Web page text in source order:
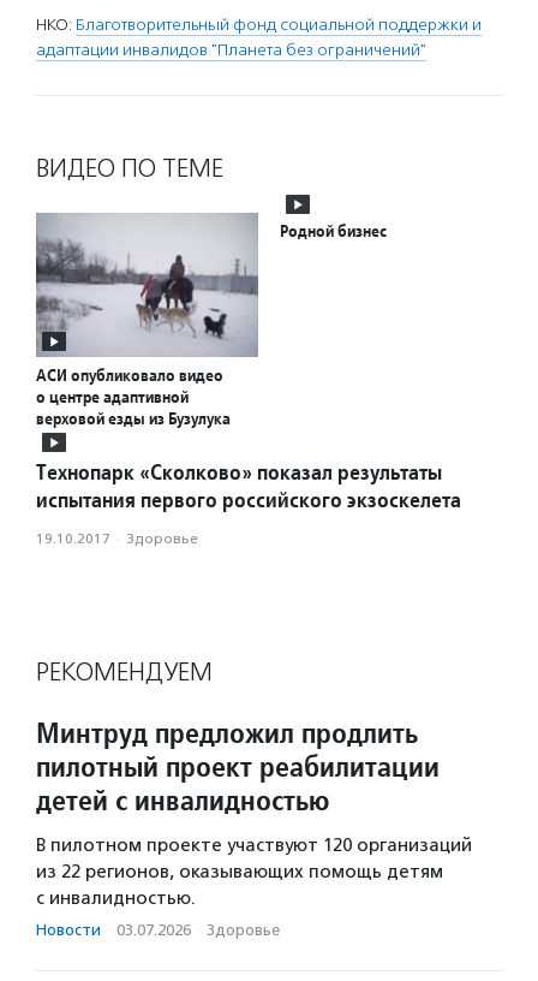
НКО: Благотворительный фонд социальной поддержки и
адаптации инвалидов "Планета без ограничений"
ВИДЕО ПО ТЕМЕ
АСИ опубликовало видео
о центре адаптивной
верховой езды из Бузулука
Родной бизнес
Технопарк «Сколково» показал результаты
испытания первого российского экзоскелета
19.10.2017 · Здоровье
РЕКОМЕНДУЕМ
Минтруд предложил продлить
пилотный проект реабилитации
детей с инвалидностью
В пилотном проекте участвуют 120 организаций
из 22 регионов, оказывающих помощь детям
с инвалидностью.
Новости · 03.07.2026 · Здоровье